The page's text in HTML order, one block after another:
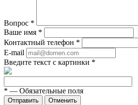
Вопрос *
Ваше имя *
Контактный телефон *
E-mail
Введите текст с картинки *
* — Обязательные поля
Отменить